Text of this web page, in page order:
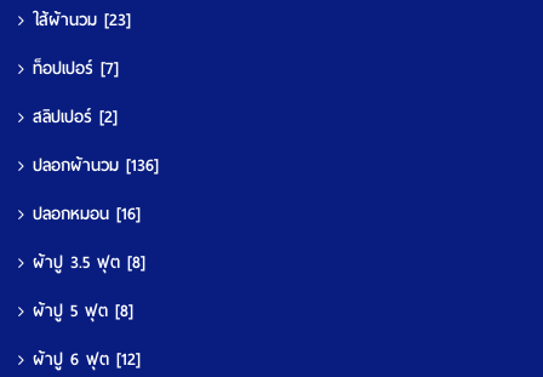
ใส้ผ้านวม [23]
ท็อปเปอร์ [7]
สลิปเปอร์ [2]
ปลอกผ้านวม [136]
ปลอกหมอน [16]
ผ้าปู 3.5 ฟุต [8]
ผ้าปู 5 ฟุต [8]
ผ้าปู 6 ฟุต [12]